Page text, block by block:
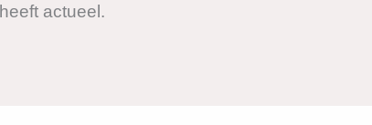
actueel.